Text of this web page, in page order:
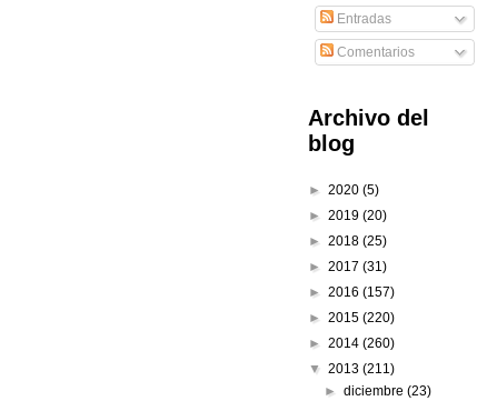
Entradas
Comentarios
Archivo del
blog
► 2020 (5)
► 2019 (20)
► 2018 (25)
► 2017 (31)
► 2016 (157)
► 2015 (220)
► 2014 (260)
▼ 2013 (211)
►diciembre(23)